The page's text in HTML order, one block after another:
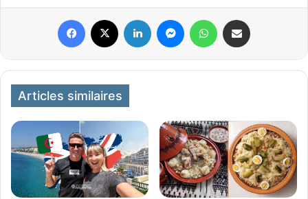
Articles similaires